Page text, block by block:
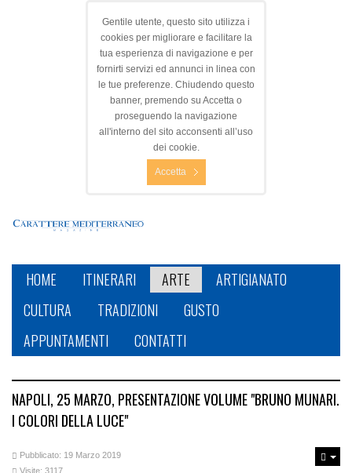
Gentile utente, questo sito utilizza i
cookies per migliorare e facilitare la
tua esperienza di navigazione e per
fornirti servizi ed annunci in linea con
le tue preferenze. Chiudendo questo
banner, premendo su Accetta o
proseguendo la navigazione
all'interno del sito acconsenti all’uso
dei cookie.
Accetta
HOME ITINERARI ARTE
ARTIGIANATO
CULTURA
TRADIZIONI
GUSTO
APPUNTAMENTI
CONTATTI
NAPOLI, 25 MARZO, PRESENTAZIONE VOLUME "BRUNO MUNARI.
I COLORI DELLA LUCE"
Pubblicato: 19 Marzo 2019
Visite: 3117